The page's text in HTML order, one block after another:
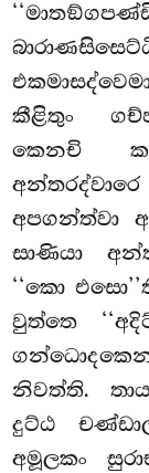
කීළිතුං
කෙනචි
අපගන්ත්වා
සාණියා
‘‘කො
වුත්තෙ
නිවත්ති.
දුට්ඨ
අමූලකං